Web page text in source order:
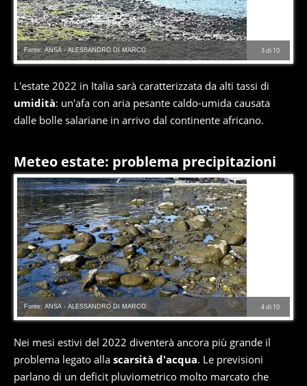
3di 10
Fonte: ANSA - ALESSANDRO DI MARCO
L'estate 2022 in Italia sarà caratterizzata da alti tassi di
umidità: un'afa con aria pesante caldo-umida causata
dalle bolle salariane in arrivo dal continente africano.
Meteo estate: problema precipitazioni
4di 10
Fonte: ANSA - ALESSANDRO DI MARCO
Nei mesi estivi del 2022 diventerà ancora più grande il
problema legato alla scarsità d'acqua. Le previsioni
parlano di un deficit pluviometrico molto marcato che